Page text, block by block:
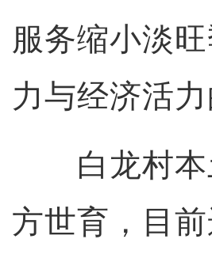
服务缩小淡
力与经济活
白龙村本
方世育，目